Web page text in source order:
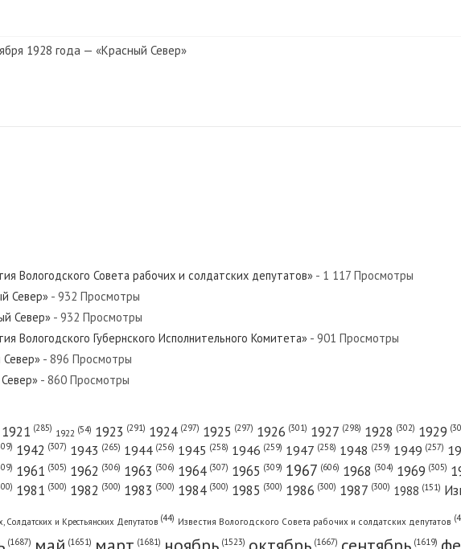
1928 года — «Красный Север»
1959 года — «Красный Север»
года — «Красный Север»
Вологодского Совета рабочих и солдатских депутатов» - 1 117 Просмотры
Север» - 932 Просмотры
Север» - 932 Просмотры
Вологодского Губернского Исполнительного Комитета» - 901 Просмотры
- 896 Просмотры
- 860 Просмотры
1921 (285) 1922 (54) 1923 (291) 1924 (297) 1925 (297) 1926 (301) 1927 (298) 1928 (302) 1929
1942 (307) 1943 (265) 1944 (256) 1945 (258) 1946 (259) 1947 (258) 1948 (259) 1949 (257)
1961 (305) 1962 (306) 1963 (306) 1964 (307) 1965 (309) 1967 (606) 1968 (304) 1969 (305)
1981 (300) 1982 (300) 1983 (300) 1984 (300) 1985 (300) 1986 (300) 1987 (300) 1988 (151)
Солдатских и Крестьянских Депутатов (44) Известия Вологодского Совета рабочих и солдатских депутатов
(1687) (1651) (1681) (1523) (1667) (1619)